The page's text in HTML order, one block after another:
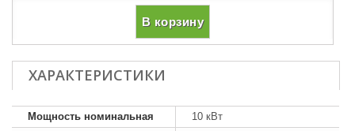
В корзину
ХАРАКТЕРИСТИКИ
Мощность номинальная
10 кВт